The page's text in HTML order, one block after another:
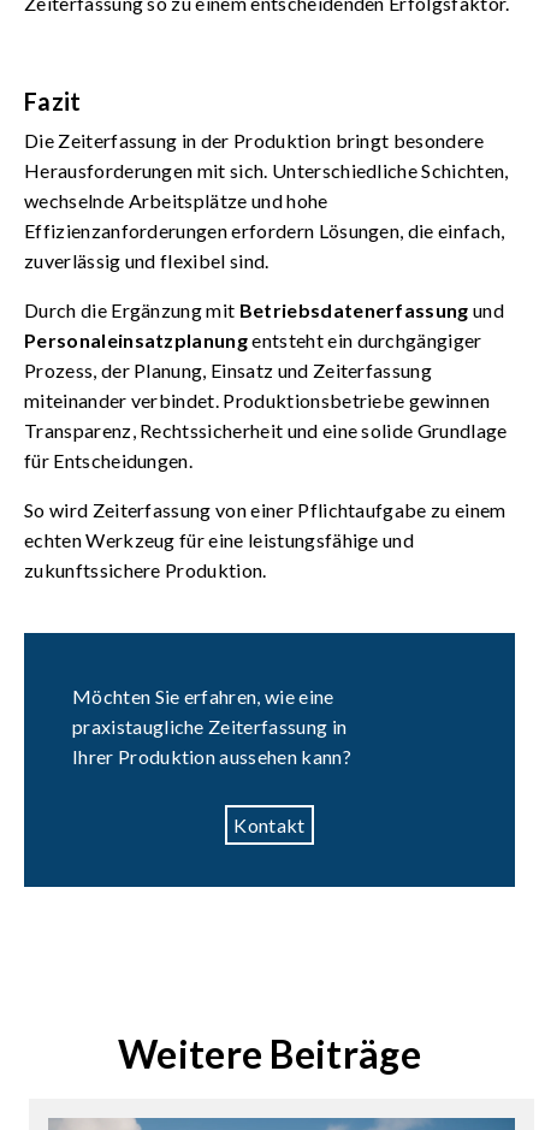
Fazit
Die Zeiterfassung in der Produktion bringt besondere
Herausforderungen mit sich. Unterschiedliche Schichten,
wechselnde Arbeitsplätze und hohe
Effizienzanforderungen erfordern Lösungen, die einfach,
zuverlässig und flexibel sind.
Durch die Ergänzung mit Betriebsdatenerfassung und
Personaleinsatzplanungentsteht ein durchgängiger
Prozess, der Planung, Einsatz und Zeiterfassung
miteinander verbindet. Produktionsbetriebe gewinnen
Transparenz, Rechtssicherheit und eine solide Grundlage
für Entscheidungen.
So wird Zeiterfassung von einer Pflichtaufgabe zu einem
echten Werkzeug für eine leistungsfähige und
zukunftssichere Produktion.
Möchten Sie erfahren, wie eine
praxistaugliche Zeiterfassung in
Ihrer Produktion aussehen kann?
Kontakt
Weitere Beiträge